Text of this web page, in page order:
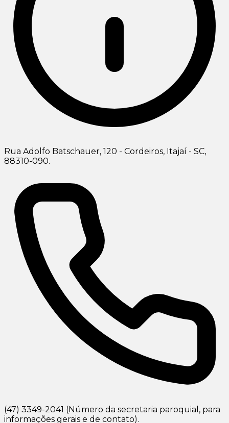
Rua Adolfo Batschauer, 120 - Cordeiros, Itajaí - SC,
88310-090.
(47) 3349-2041 (Número da secretaria paroquial, para
informações gerais e de contato).